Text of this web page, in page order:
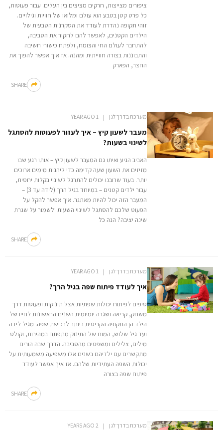
ציפורים מצייצות, חרקים מציצים בין העלים. עבור פעוטות,
כל פרט קטן בטבע הוא עולם ומלואו של חוויות וגילויים.
זוהי תקופה נהדרת לעודד את הסקרנות הטבעית של
הילדים הקטנים, לאפשר להם לחקור את הסביבה,
להתחבר לעולם החי והצומח, ולפתח כישורי חשיבה
והתבוננות בצורה חווייתית ומהנה. אז איך אפשר להפוך את
החצר, הפארק
SHARE
מערכת בדרך לגן 1 YEAR AGO
מעבר לשעון קיץ – איך לעזור לפעוטות להסתגל
לשינוי בשעות?
האביב הגיע ואיתו גם המעבר לשעון קיץ – אותו רגע שבו
מזיזים את השעון שעה קדימה כדי ליהנות מימים ארוכים
יותר. בעוד שרובנו יכולים להתרגל לשינוי בקלות יחסית,
עבור ילדים קטנים – במיוחד בגיל הרך (לידה עד 3) –
המעבר הזה יכול להיות מאתגר. איך אפשר להקל על
הפעוט שלכם להסתגל לשינוי השעות ולשמור על שגרת
שינה יציבה? הנה כל
SHARE
מערכת בדרך לגן 1 YEAR AGO
איך לעודד פיתוח שפה בגיל הרך?
טיפים לפיתוח יכולות שפתיות אצל תינוקות ופעוטות דרך
משחק, קריאה ושגרה יומיומית השנים הראשונות לחייו של
הילד הן התקופה הקריטית ביותר לרכישת שפה. מגיל לידה
ועד גיל שלוש, המוח של התינוק מתפתח במהירות, וקולט
מילים, צלילים ומשפטים מהסביבה. הדרך שבה הורים
מתקשרים עם ילדיהם בשנים אלו משפיעה משמעותית על
יכולות השפה העתידיות שלהם. אז איך אפשר לעודד
פיתוח שפה בצורה
SHARE
מערכת בדרך לגן 2 YEARS AGO